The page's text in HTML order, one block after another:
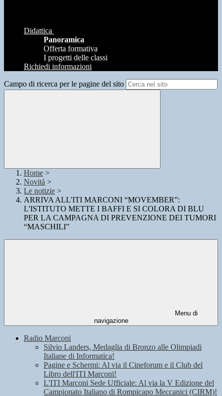
Didattica
Panoramica
Offerta formativa
I progetti delle classi
Richiedi informazioni
Campo di ricerca per le pagine del sito
Home >
Novità >
Le notizie >
ARRIVA ALL'ITI MARCONI “MOVEMBER”:
L'ISTITUTO METTE I BAFFI E SI COLORA DI BLU
PER LA CAMPAGNA DI PREVENZIONE DEI TUMORI
“MASCHILI”
Menu di
navigazione
Radio Marconi
Silvio Landers, Medaglia di Bronzo alle Olimpiadi
Italiane di Informatica!
Pagine e Schermi: Al via il Cineforum e il Club del
Libro dell'ITI Marconi!
L'ITI Marconi Sede Ufficiale: Al via la V Edizione del
Campionato Italiano di Rompicapo Meccanici (CIRM)!